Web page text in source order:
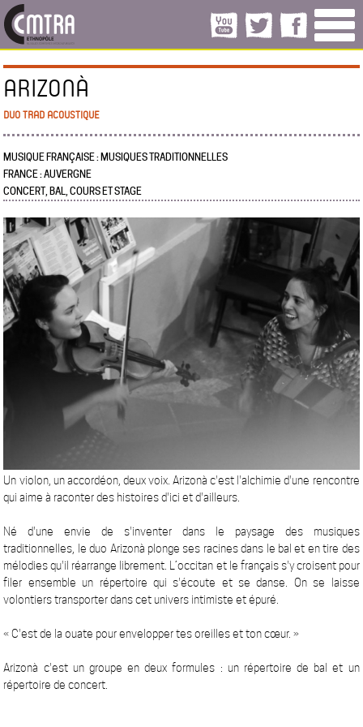
ARIZONÀ
DUO TRAD ACOUSTIQUE
MUSIQUE FRANÇAISE : MUSIQUES TRADITIONNELLES
FRANCE : AUVERGNE
CONCERT, BAL, COURS ET STAGE
Un violon, un accordéon, deux voix. Arizonà c'est l'alchimie d'une rencontre
qui aime à raconter des histoires d'ici et d'ailleurs.
Né d'une envie de s'inventer dans le paysage des musiques
traditionnelles, le duo Arizonà plonge ses racines dans le bal et en tire des
mélodies qu'il réarrange librement. L’occitan et le français s'y croisent pour
filer ensemble un répertoire qui s'écoute et se danse. On se laisse
volontiers transporter dans cet univers intimiste et épuré.
« C'est de la ouate pour envelopper tes oreilles et ton cœur. »
Arizonà c'est un groupe en deux formules : un répertoire de bal et un
répertoire de concert.